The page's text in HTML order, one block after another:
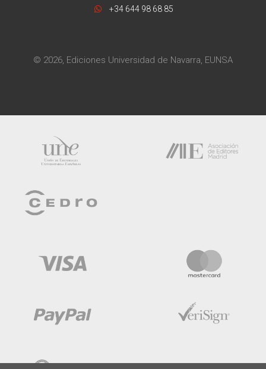
+34 644 98 68 85
© 2026, Ediciones Universidad de Navarra, EUNSA